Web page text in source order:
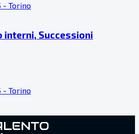
- Torino
interni, Successioni
- Torino